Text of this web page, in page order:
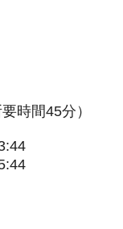
時間45分）